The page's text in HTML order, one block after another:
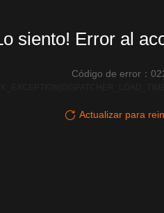
siento! Error al
Código de error：
Actualizar para